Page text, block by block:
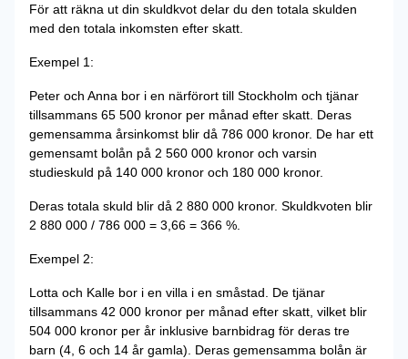
För att räkna ut din skuldkvot delar du den totala skulden
med den totala inkomsten efter skatt.
Exempel 1:
Peter och Anna bor i en närförort till Stockholm och tjänar
tillsammans 65 500 kronor per månad efter skatt. Deras
gemensamma årsinkomst blir då 786 000 kronor. De har ett
gemensamt bolån på 2 560 000 kronor och varsin
studieskuld på 140 000 kronor och 180 000 kronor.
Deras totala skuld blir då 2 880 000 kronor. Skuldkvoten blir
2 880 000 / 786 000 = 3,66 = 366 %.
Exempel 2:
Lotta och Kalle bor i en villa i en småstad. De tjänar
tillsammans 42 000 kronor per månad efter skatt, vilket blir
504 000 kronor per år inklusive barnbidrag för deras tre
barn (4, 6 och 14 år gamla). Deras gemensamma bolån är